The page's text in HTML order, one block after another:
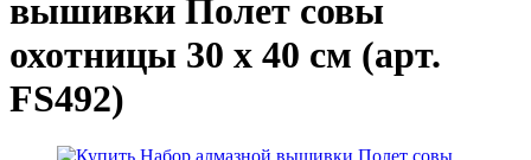
вышивки Полет совы
охотницы 30 х 40 см (арт.
FS492)